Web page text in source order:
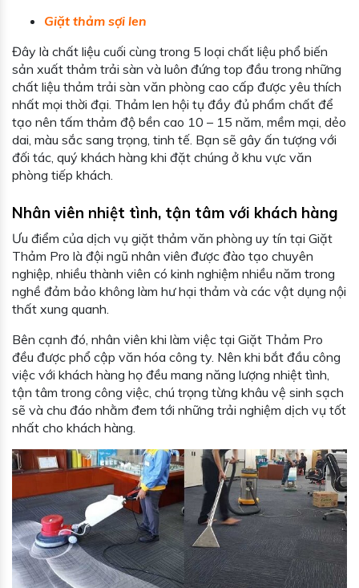
Giặt thảm sợi len
Đây là chất liệu cuối cùng trong 5 loại chất liệu phổ biến
sản xuất thảm trải sàn và luôn đứng top đầu trong những
chất liệu thảm trải sàn văn phòng cao cấp được yêu thích
nhất mọi thời đại. Thảm len hội tụ đầy đủ phẩm chất để
tạo nên tấm thảm độ bền cao 10 – 15 năm, mềm mại, dẻo
dai, màu sắc sang trọng, tinh tế. Bạn sẽ gây ấn tượng với
đối tác, quý khách hàng khi đặt chúng ở khu vực văn
phòng tiếp khách.
Nhân viên nhiệt tình, tận tâm với khách hàng
Ưu điểm của dịch vụ giặt thảm văn phòng uy tín tại Giặt
Thảm Pro là đội ngũ nhân viên được đào tạo chuyên
nghiệp, nhiều thành viên có kinh nghiệm nhiều năm trong
nghề đảm bảo không làm hư hại thảm và các vật dụng nội
thất xung quanh.
Bên cạnh đó, nhân viên khi làm việc tại Giặt Thảm Pro
đều được phổ cập văn hóa công ty. Nên khi bắt đầu công
việc với khách hàng họ đều mang năng lượng nhiệt tình,
tận tâm trong công việc, chú trọng từng khâu vệ sinh sạch
sẽ và chu đáo nhằm đem tới những trải nghiệm dịch vụ tốt
nhất cho khách hàng.